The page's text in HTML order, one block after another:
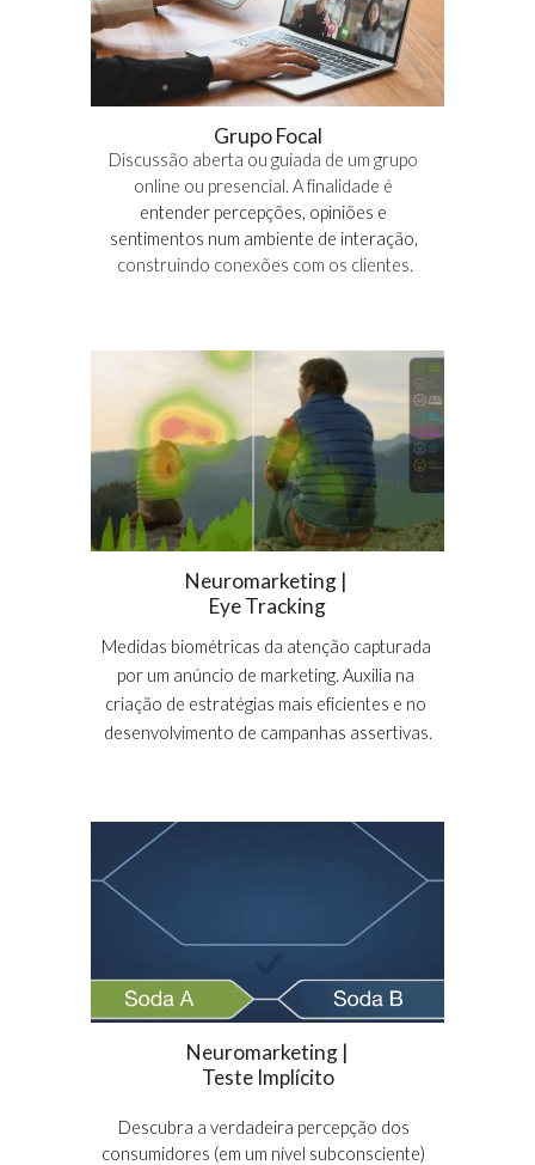
Grupo Focal
Discussão aberta ou guiada de um grupo
online ou presencial
entender percepções, opiniões e
construindo conexões com os clientes.
Neuromarketing |
Eye Tracking
Medidas biométricas da atenção capturada
por um anúncio de marketing. Auxilia na
criação de estratégias mais eficientes e no
desenvolvimento de campanhas assertivas.
Neuromarketing |
Teste Implícito
Descubra a verdadeira percepção dos
consumidores (em um nível subconsciente)